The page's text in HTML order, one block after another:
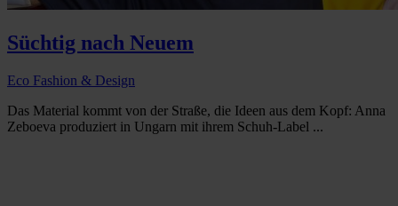
Süchtig nach Neuem
Eco Fashion & Design
Das Material kommt von der Straße, die Ideen aus dem Kopf: Anna
Zeboeva produziert in Ungarn mit ihrem Schuh-Label ...